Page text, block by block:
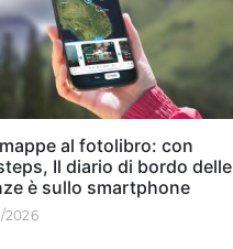
al fotolibro: con
Il diario di bordo delle
è sullo smartphone
2026